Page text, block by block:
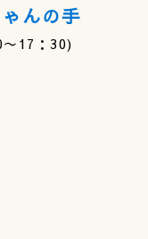
んの手
17：30)